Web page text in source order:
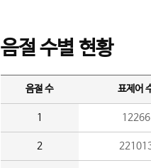
음절 수별 현황
음절 수 표제어
1 12266
2